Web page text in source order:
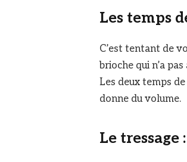
Les temps
C’est tentant de
brioche qui n’a
Les deux temps
donne du volume.
Le tressage